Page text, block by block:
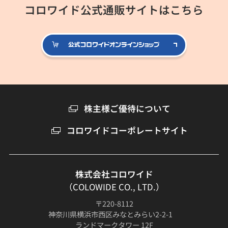
コロワイド公式通販サイトはこちら
公式コロ
株主様ご優待について
コロワイドコーポレートサイト
株式会社コロワイド
（COLOWIDE CO., LTD.）
〒220-8112
神奈川県横浜市西区みなとみらい2-2-1
ランドマークタワー 12F